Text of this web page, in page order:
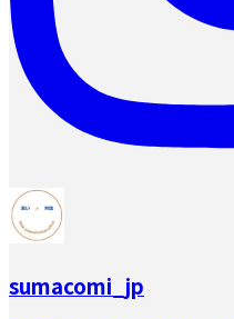
sumacomi_jp